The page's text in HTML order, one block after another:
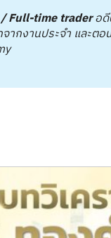
/ Full-time traderอดี
ากงานประจำ และตอ